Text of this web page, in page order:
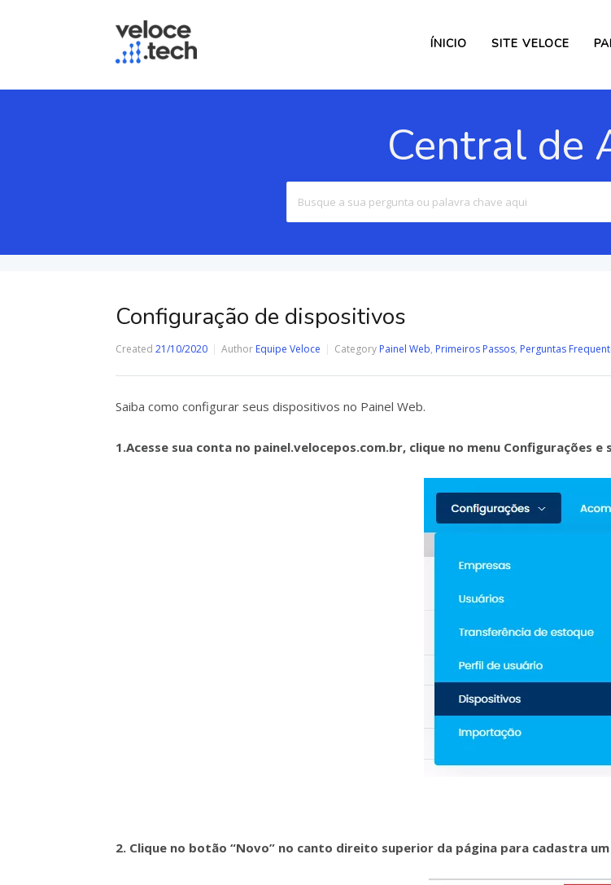
ÍNICIO SITE VELOCE
Central de
Configuração de dispositivos
Created 21/10/2020 Author Equipe Veloce Category Painel Web, Primeiros Passos, Perguntas
Saiba como configurar seus dispositivos no Painel Web.
1.Acesse sua conta no painel.velocepos.com.br, clique no menu Configurações
2. Clique no botão “Novo” no canto direito superior da página para cadastra